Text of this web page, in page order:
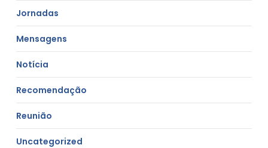
Jornadas
Mensagens
Notícia
Recomendação
Reunião
Uncategorized